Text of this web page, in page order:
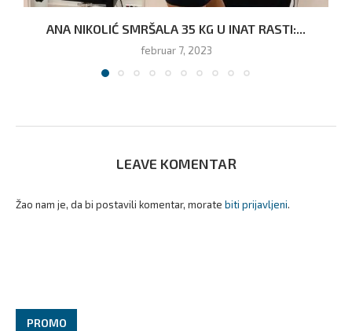
ANA NIKOLIĆ SMRŠALA 35 KG U INAT RASTI:...
februar 7, 2023
LEAVE KOMENTAR
Žao nam je, da bi postavili komentar, morate biti prijavljeni.
PROMO